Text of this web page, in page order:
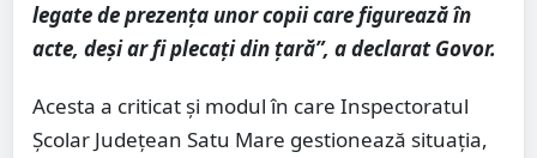
legate de prezența unor copii care figurează în
acte, deși ar fi plecați din țară”, a declarat Govor.
Acesta a criticat și modul în care Inspectoratul
Școlar Județean Satu Mare gestionează situația,